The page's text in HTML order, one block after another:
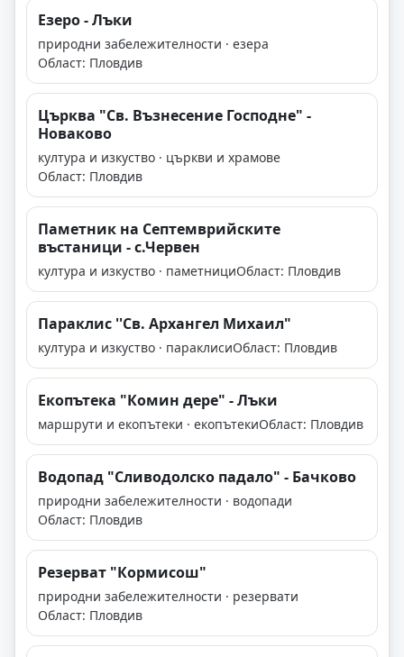
Езеро - Лъки
природни забележителности · езера
Област: Пловдив
Църква "Св. Възнесение Господне" -
Новаково
култура и изкуство · църкви и храмове
Област: Пловдив
Паметник на Септемврийските
въстаници - с.Червен
култура и изкуство · паметнициОбласт: Пловдив
Параклис ''Св. Архангел Михаил"
култура и изкуство · параклисиОбласт: Пловдив
Екопътека "Комин дере" - Лъки
маршрути и екопътеки · екопътекиОбласт: Пловдив
Водопад "Сливодолско падало" - Бачково
природни забележителности · водопади
Област: Пловдив
Резерват "Кормисош"
природни забележителности · резервати
Област: Пловдив